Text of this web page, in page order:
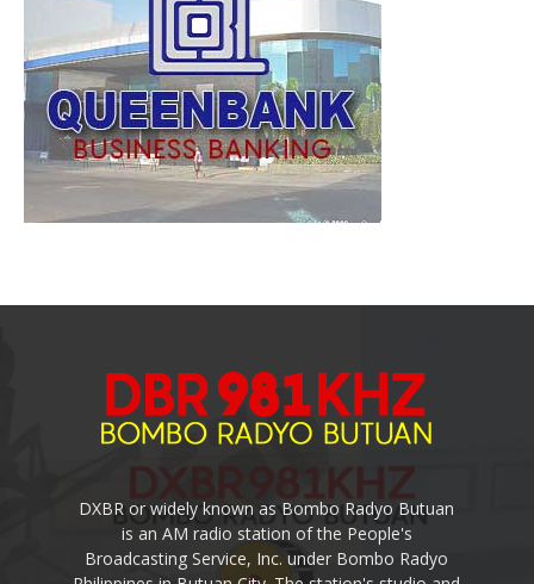
DXBR or widely known as Bombo Radyo Butuan
is an AM radio station of the People's
Broadcasting Service, Inc. under Bombo Radyo